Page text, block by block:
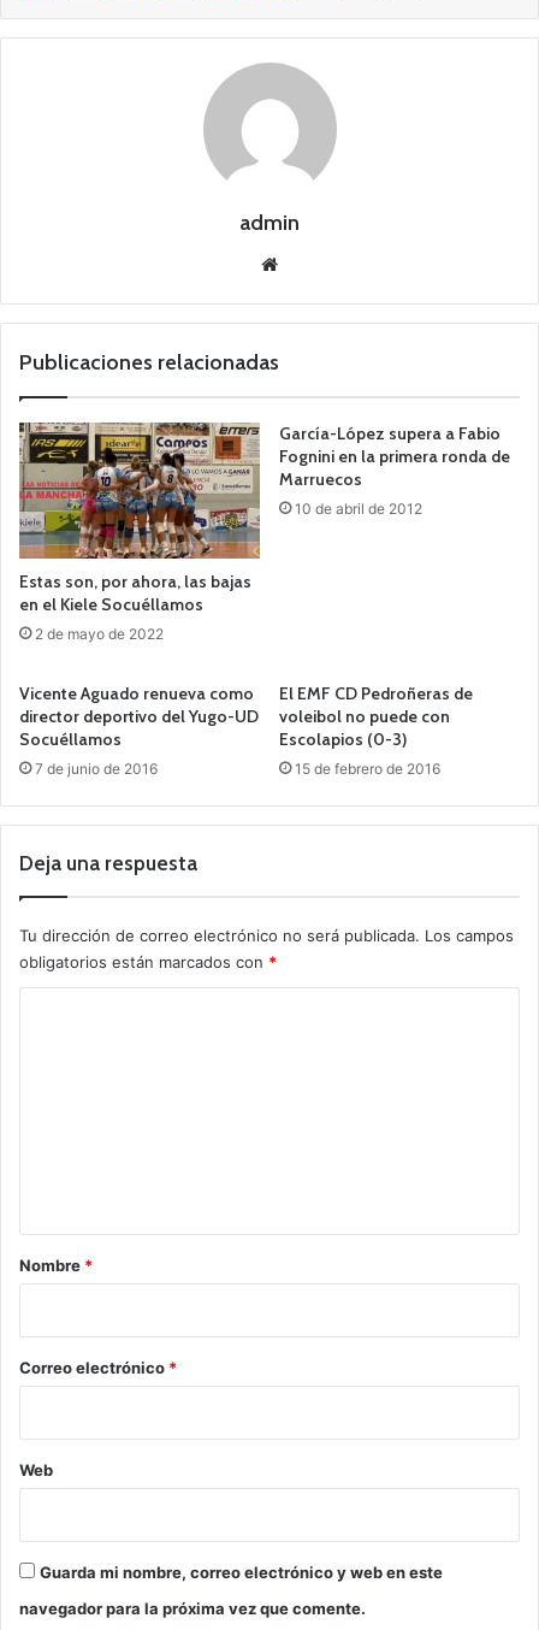
admin
we
Publicaciones relacionadas
Estas son, por ahora, las bajas
en el Kiele Socuéllamos
2 de mayo de 2022
García-López supera a Fabio
Fognini en la primera ronda de
Marruecos
10 de abril de 2012
Vicente Aguado renueva como
director deportivo del Yugo-UD
Socuéllamos
7 de junio de 2016
El EMF CD Pedroñeras de
voleibol no puede con
Escolapios (0-3)
15 de febrero de 2016
Deja una respuesta
Tu dirección de correo electrónico no será publicada. Los campos
obligatorios están marcados con *
r
*
Nombre *
Correo electrónico *
Web
Guarda mi nombre, correo electrónico y web en este
navegador para la próxima vez que comente.